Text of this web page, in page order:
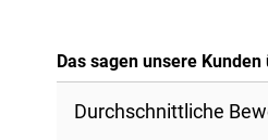
Das sagen unsere
Durchschnittliche